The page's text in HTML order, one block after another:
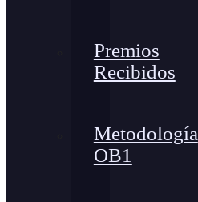
Premios
Recibidos
Metodología
OB1